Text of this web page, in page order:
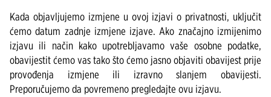
Kada objavljujemo izmjene u ovoj izjavi o privatnosti, uključit
ćemo datum zadnje izmjene izjave. Ako značajno izmijenimo
izjavu ili način kako upotrebljavamo vaše osobne podatke,
obavijestit ćemo vas tako što ćemo jasno objaviti obavijest prije
provođenja izmjene ili izravno slanjem obavijesti.
Preporučujemo da povremeno pregledajte ovu izjavu.